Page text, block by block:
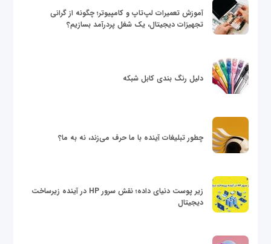
آموزش تعمیرات لپ‌تاپ و کامپیوتر؛ چگونه از گرانی
تجهیزات دیجیتال، یک شغل پردرآمد بسازیم؟
دلیل رنگ بندی کابل شبکه
چطور تبلیغات آینده با ما حرف می‌زند، نه به ما؟
زیر پوست دنیای داده؛ نقش سرور HP در آینده زیرساخت
دیجیتال